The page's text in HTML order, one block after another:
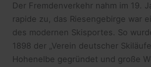
Der Fremdenverkehr nahm im 19.
rapide zu, das Riesengebirge war
des modernen Skisportes. So
1898 der „Verein deutscher
Hohenelbe gegründet und große